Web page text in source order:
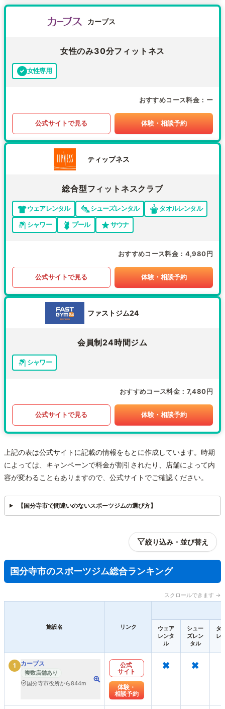
カーブス
女性のみ30分フィットネス
女性専用
おすすめコース料金 ー
公式サイトで見る 体験・相談予約
ティップネス
総合型フィットネスクラブ
ウェアレンタル シューズレンタル
タオルレンタル
シャワー
プール サウナ
おすすめコース料金 4,980円
公式サイトで見る 体験・相談予約
ファストジム24
会員制24時間ジム
シャワー
おすすめコース料金 7,480円
公式サイトで見る 体験・相談予約
上記の表は公式サイトに記載の情報をもとに作成しています。時期
によっては、キャンペーンで料金が割引されたり、店舗によって内
容が変わることもありますので、公式サイトでご確認ください。
【国分寺市で間違いのないスポーツジムの選び方】
絞り込み・並び替え
国分寺市のスポーツジム総合ランキング
スクロールできます →
施設名 リンク
ウェア
レンタ
ル
シュー
ズレン
タル
タ
レ
1 カーブス
複数店舗あり
国分寺市役所から844m
公式
サイト
体験・
相談予約
× ×